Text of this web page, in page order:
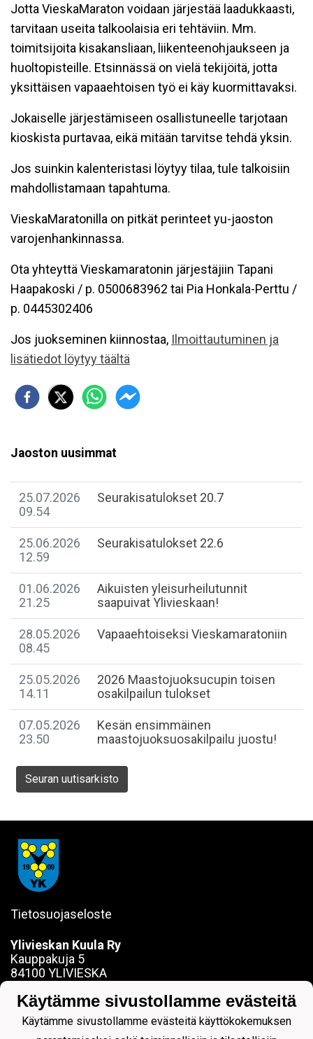
Jotta VieskaMaraton voidaan järjestää laadukkaasti,
tarvitaan useita talkoolaisia eri tehtäviin. Mm.
toimitsijoita kisakansliaan, liikenteenohjaukseen ja
huoltopisteille. Etsinnässä on vielä tekijöitä, jotta
yksittäisen vapaaehtoisen työ ei käy kuormittavaksi.
Jokaiselle järjestämiseen osallistuneelle tarjotaan
kioskista purtavaa, eikä mitään tarvitse tehdä yksin.
Jos suinkin kalenteristasi löytyy tilaa, tule talkoisiin
mahdollistamaan tapahtuma.
VieskaMaratonilla on pitkät perinteet yu-jaoston
varojenhankinnassa.
Ota yhteyttä Vieskamaratonin järjestäjiin Tapani
Haapakoski / p. 0500683962 tai Pia Honkala-Perttu /
p. 0445302406
Jos juokseminen kiinnostaa, Ilmoittautuminen ja
lisätiedot löytyy täältä
Jaoston uusimmat
25.07.2026
09.54
Seurakisatulokset 20.7
25.06.2026
12.59
Seurakisatulokset 22.6
01.06.2026
21.25
Aikuisten yleisurheilutunnit
saapuivat Ylivieskaan!
28.05.2026
08.45
Vapaaehtoiseksi Vieskamaratoniin
25.05.2026
14.11
2026 Maastojuoksucupin toisen
osakilpailun tulokset
07.05.2026
23.50
Kesän ensimmäinen
maastojuoksuosakilpailu juostu!
Seuran uutisarkisto
Tietosuojaseloste
Ylivieskan Kuula Ry
Kauppakuja 5
84100 YLIVIESKA
0442354684
Y-tunnus: 0190563-7
Käytämme sivustollamme evästeitä
Käytämme sivustollamme evästeitä käyttökokemuksen